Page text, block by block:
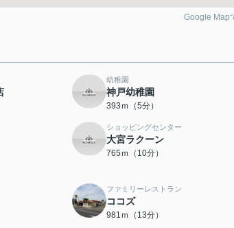
Google Map
幼稚園
神戸幼稚園
393ｍ（5分）
ショッピングセンター
大宮ラクーン
765ｍ（10分）
ファミリーレストラン
ココズ
981ｍ（13分）